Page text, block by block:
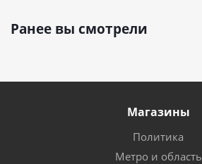
Ранее вы смотрели
Магазины
Политика
Метро и область